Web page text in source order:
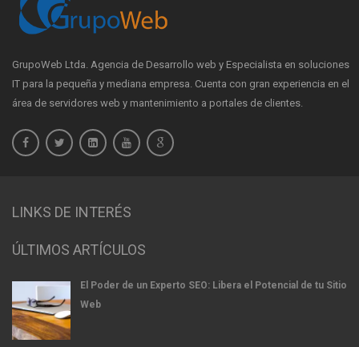
GrupoWeb Ltda. Agencia de Desarrollo web y Especialista en soluciones
IT para la pequeña y mediana empresa. Cuenta con gran experiencia en el
área de servidores web y mantenimiento a portales de clientes.
LINKS DE INTERÉS
ÚLTIMOS ARTÍCULOS
El Poder de un Experto SEO: Libera el Potencial de tu Sitio
Web